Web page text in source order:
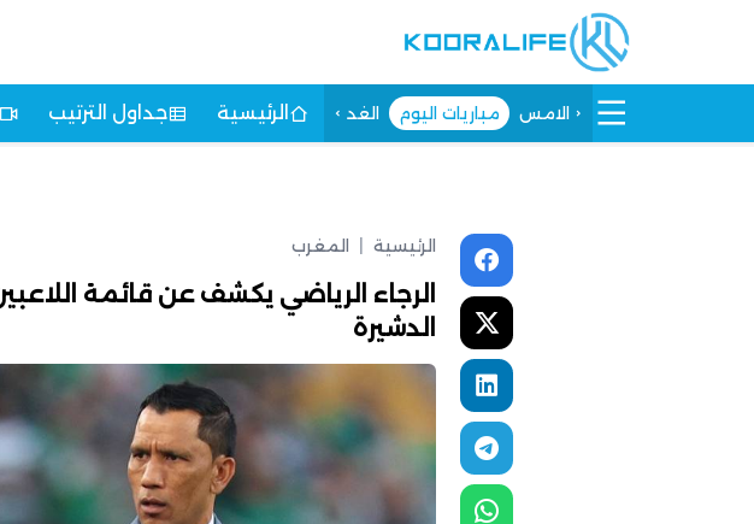
الامس مباريات اليوم الغد الرئيسية جداول الترتيب
الرئيسية المغرب
الرجاء الرياضي يكشف عن قائمة
الدشيرة